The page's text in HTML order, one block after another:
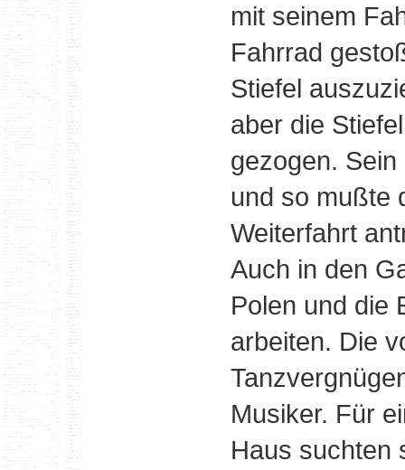
mit seinem
Fahrrad
Stiefel
aber die
gezogen.
und so mußte
Weiterfahrt
Auch in den
Polen und die
arbeiten. Die
Musiker. Für
Haus suchten